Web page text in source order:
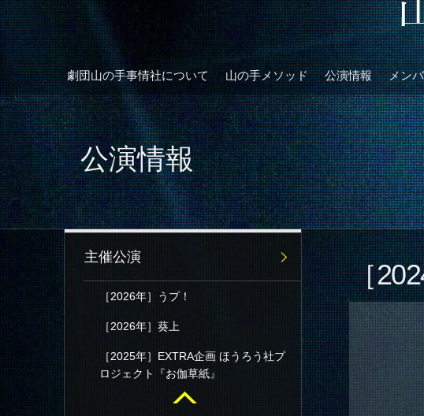
劇団山の手事情社について 山の手メソッド 公演情報 メン
公演情報
［
主催公演
［2026年］うプ！
［2026年］葵上
［2025年］EXTRA企画 ほうろう社プ
ロジェクト『お伽草紙』